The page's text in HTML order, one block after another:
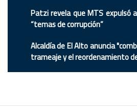
Patzi revela que MTS expulsó
“temas de corrupción”
Alcaldía de El Alto anuncia
trameaje y el reordenamiento